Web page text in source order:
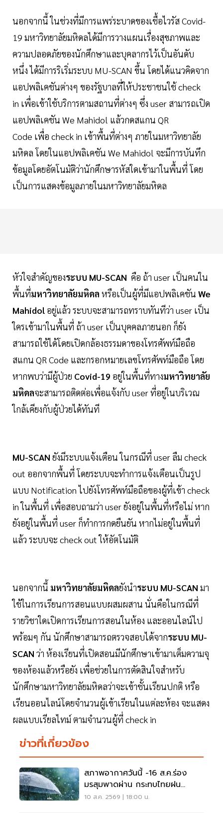
นอกจากนี้ ในช่วงที่มีการแพร่ระบาดของเชื้อไวรัส Covid-
19 มหาวิทยาลัยมหิดลได้มีการวางแผนเรื่องสุขภาพและ
ความปลอดภัยของนักศึกษาและบุคลากรไว้เป็นอันดับ
หนึ่ง ได้มีการริเริ่มระบบ MU-SCAN ขึ้น โดยได้แนวคิดจาก
แอปพลิเคชันต่างๆ ของรัฐบาลที่ให้ประชาชนใช้ check
in เพื่อเข้าใช้บริการตามสถานที่ต่างๆ ซึ่ง user สามารถเปิด
แอปพลิเคชัน We Mahidol แล้วกดสแกน QR
Code เพื่อ check in เข้าพื้นที่ต่างๆ ภายในมหาวิทยาลัย
มหิดล โดยในแอปพลิเคชัน We Mahidol จะมีการบันทึก
ข้อมูลโดยอัตโนมัติว่านักศึกษารหัสใดเข้ามาในพื้นที่ โดย
เป็นการแสดงข้อมูลภายในมหาวิทยาลัยมหิดล
หัวใจสำคัญของระบบ MU-SCAN คือ ถ้า user เป็นคนใน
พื้นที่มหาวิทยาลัยมหิดล หรือเป็นผู้ที่มีแอปพลิเคชัน We
Mahidol อยู่แล้ว ระบบจะสามารถทราบทันทีว่า user เป็น
ใครเข้ามาในพื้นที่ ถ้า user เป็นบุคคลภายนอก ก็ยัง
สามารถใช้ได้โดยเปิดกล้องธรรมดาของโทรศัพท์มือถือ
สแกน QR Code และกรอกหมายเลขโทรศัพท์มือถือ โดย
หากพบว่ามีผู้ป่วย Covid-19 อยู่ในพื้นที่ทางมหาวิทยาลัย
มหิดลจะสามารถติดต่อเพื่อแจ้งกับ user ที่อยู่ในบริเวณ
ใกล้เคียงกับผู้ป่วยได้ทันที
MU-SCAN ยังมีระบบแจ้งเตือน ในกรณีที่ user ลืม check
out ออกจากพื้นที่ โดยระบบจะทำการแจ้งเตือนเป็นรูป
แบบ Notification ไปยังโทรศัพท์มือถือของผู้ที่เข้า check
in ในพื้นที่ เพื่อสอบถามว่า user ยังอยู่ในพื้นที่หรือไม่ หาก
ยังอยู่ในพื้นที่ user ก็ทำการกดยืนยัน หากไม่อยู่ในพื้นที่
แล้ว ระบบจะ check out ให้อัตโนมัติ
นอกจากนี้ มหาวิทยาลัยมหิดลยังนำระบบ MU-SCAN มา
ใช้ในการเรียนการสอนแบบผสมผสาน นั่นคือในกรณีที่
รายวิชาใดเปิดการเรียนการสอนในห้อง และออนไลน์ไป
พร้อมๆ กัน นักศึกษาสามารถตรวจสอบได้จากระบบ MU-
SCAN ว่า ห้องเรียนที่เปิดสอนมีนักศึกษาเข้ามาเต็มความจุ
ของห้องแล้วหรือยัง เพื่อช่วยในการตัดสินใจสำหรับ
นักศึกษามหาวิทยาลัยมหิดลว่าจะเข้าชั้นเรียนปกติ หรือ
เรียนออนไลน์โดยจำนวนผู้เข้าเรียนในแต่ละห้อง จะแสดง
ผลแบบเรียลไทม์ ตามจำนวนผู้ที่ check in
ข่าวที่เกี่ยวข้อง
สภาพอากาศวันนี้ -16 ส.ค.ร่อง
มรสุมพาดผ่าน กระทบไทยฝน
ตกหนักบางแห่ง
10 ส.ค. 2569 | 18:00 น.